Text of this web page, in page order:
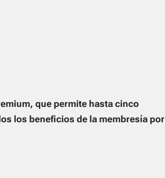
que permite hasta cinco
los beneficios de la membresía por